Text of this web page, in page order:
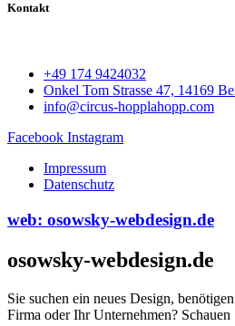
Kontakt
+49 174 9424032
Onkel Tom Strasse 47, 14169
info@circus-hopplahopp.com
Facebook Instagram
Impressum
Datenschutz
web: osowsky-webdesign.de
osowsky-webdesign.de
Sie suchen ein neues Design,
Firma oder Ihr Unternehmen?